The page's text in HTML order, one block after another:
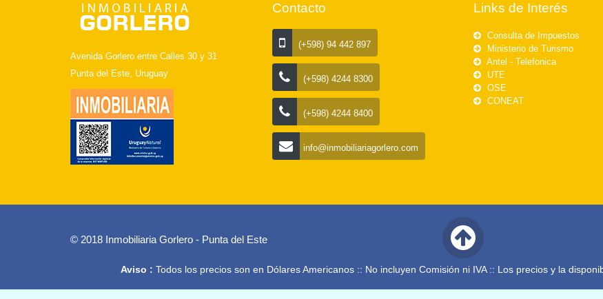
Avenida Gorlero entre Calles 30 y 31
Punta del Este, Uruguay
Contacto
(+598) 94 442 897
(+598) 4244 8300
(+598) 4244 8400
info@inmobiliariagorlero.com
Links de Interés
Consulta de Impuestos
Ministerio de Turismo
Antel - Telefonica
UTE
OSE
CONEAT
© 2018 Inmobiliaria Gorlero - Punta del Este
Aviso : Todos los precios son en Dólares Americanos :: No incluyen Comisión ni IVA :: Los precios y la